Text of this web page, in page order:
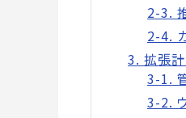
2-3.
2-4.
3. 拡張
3-1.
3-2.